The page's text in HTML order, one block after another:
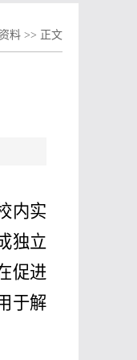
料 >> 正文
内实
独立
促进
于解